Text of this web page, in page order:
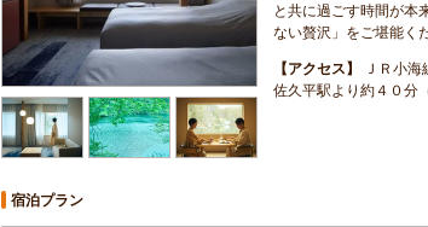
と共に過ごす時間が本
ない贅沢」をご堪能く
【アクセス】
ＪＲ小
佐久平駅より約４０分
宿泊プラン